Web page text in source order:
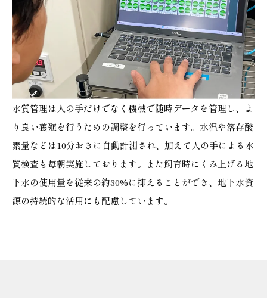
水質管理は人の手だけでなく機械で随時データを管理し、よ
り良い養殖を行うための調整を行っています。水温や溶存酸
素量などは10分おきに自動計測され、加えて人の手による水
質検査も毎朝実施しております。また飼育時にくみ上げる地
下水の使用量を従来の約30%に抑えることができ、地下水資
源の持続的な活用にも配慮しています。